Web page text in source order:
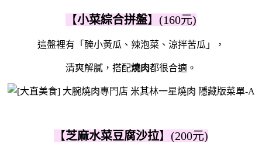
【小菜綜合拼盤】(160元)
這盤裡有「醃小黃瓜、辣泡菜、涼拌苦瓜」，
清爽解膩，搭配燒肉都很合適。
【芝麻水菜豆腐沙拉】(200元)